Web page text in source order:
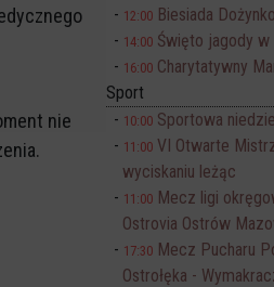
nie
12:00 Biesiada
14:00 Święto jagody w
16:00 Charytatywny
Sport
10:00 Sportowa
11:00 VI Otwarte
wyciskaniu leżąc
11:00 Mecz ligi
Ostrovia Ostrów
17:30 Mecz Pucharu
Ostrołęka -